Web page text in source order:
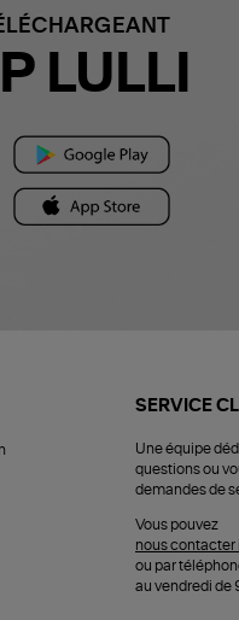
LULLI
SERVICE
Une équipe
questions ou
demandes de
Vous pouvez
nous contacter
ou par
au vendredi de